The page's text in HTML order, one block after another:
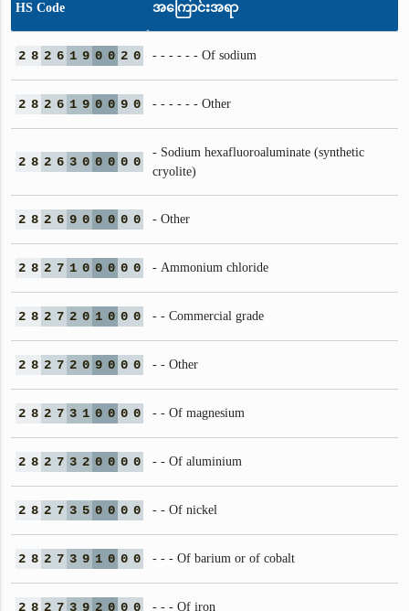
HS Code အကြောင်းအရာ
2 8 2 6 1 9 0 0 2 0 - - - - - - Of sodium
2 8 2 6 1 9 0 0 9 0 - - - - - - Other
2 8 2 6 3 0 0 0 0 0
- Sodium hexafluoroaluminate (synthetic
cryolite)
2 8 2 6 9 0 0 0 0 0 - Other
2 8 2 7 1 0 0 0 0 0 - Ammonium chloride
2 8 2 7 2 0 1 0 0 0 - - Commercial grade
2 8 2 7 2 0 9 0 0 0 - - Other
2 8 2 7 3 1 0 0 0 0 - - Of magnesium
2 8 2 7 3 2 0 0 0 0 - - Of aluminium
2 8 2 7 3 5 0 0 0 0 - - Of nickel
2 8 2 7 3 9 1 0 0 0 - - - Of barium or of cobalt
2 8 2 7 3 9 2 0 0 0 - - - Of iron